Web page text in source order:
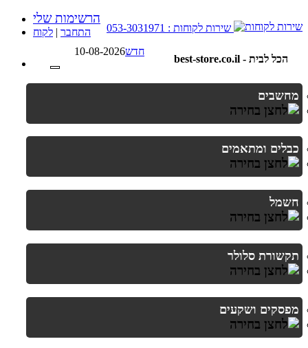
best-store.co.il - הכל לבית
10-08-2026
הרשימות שלי
התחבר | לקוח
חדש
מחשבים
כבלים ומתאמים
חשמל
תקשורת סלולר
מפסקים ושקעים